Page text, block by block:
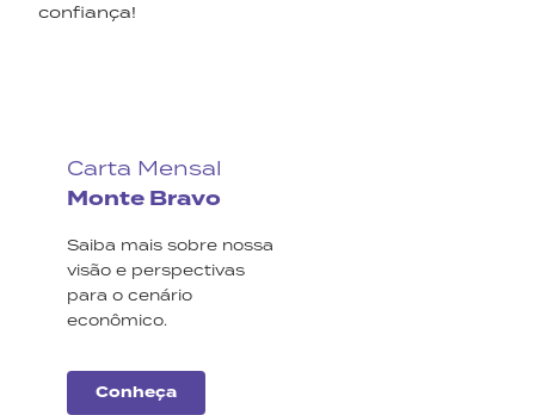
confiança!
Carta Mensal
Monte Bravo
Saiba mais sobre nossa
visão e perspectivas
para o cenário
econômico.
Conheça